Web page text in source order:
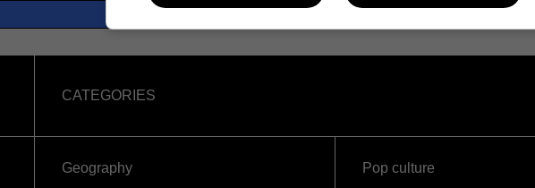
CATEGORIES
Geography
Pop culture